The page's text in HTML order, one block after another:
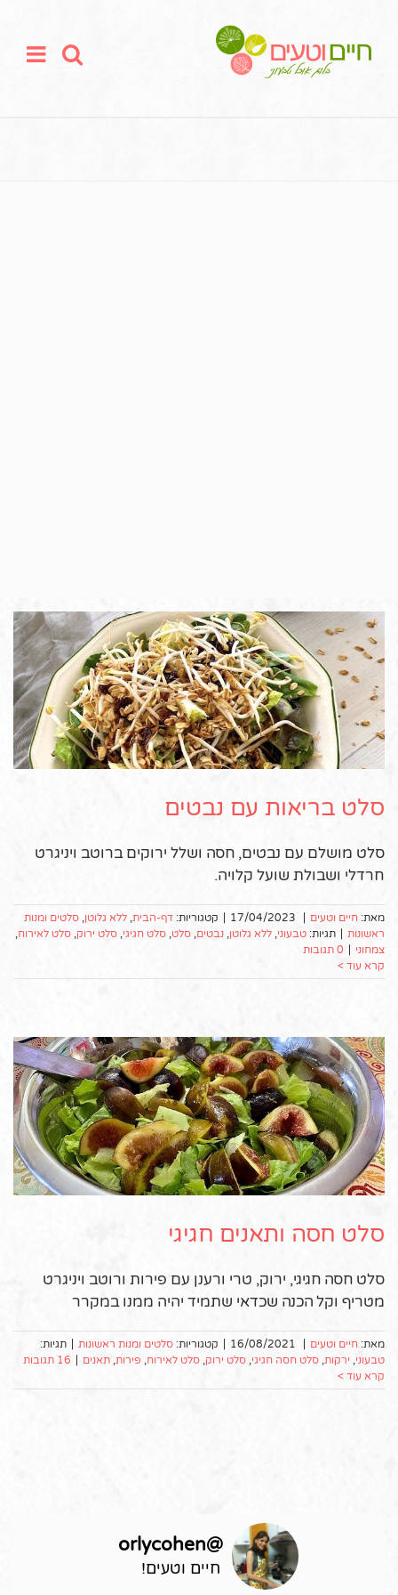
סלט בריאות עם נבטים
סלט מושלם עם נבטים, חסה ושלל ירוקים ברוטב ויניגרט
חרדלי ושבולת שועל קלויה.
מאת: חיים וטעים 17/04/2023 קטגוריות: דף-הבית, ללא גלוטן, סלטים ומנות
ראשונות
תגיות: טבעוני, ללא גלוטן, נבטים, סלט, סלט חגיגי, סלט ירוק, סלט לאירוח,
צמחוני
0 תגובות
קרא עוד >
סלט חסה ותאנים חגיגי
סלט חסה חגיגי, ירוק, טרי ורענן עם פירות ורוטב ויניגרט
מטריף וקל הכנה שכדאי שתמיד יהיה ממנו במקרר
מאת: חיים וטעים 16/08/2021 קטגוריות: סלטים ומנות ראשונות
תגיות:
טבעוני, ירקות, סלט חסה חגיגי, סלט ירוק, סלט לאירוח, פירות, תאנים
16 תגובות
קרא עוד >
@
orlycohen
חיים וטעים!